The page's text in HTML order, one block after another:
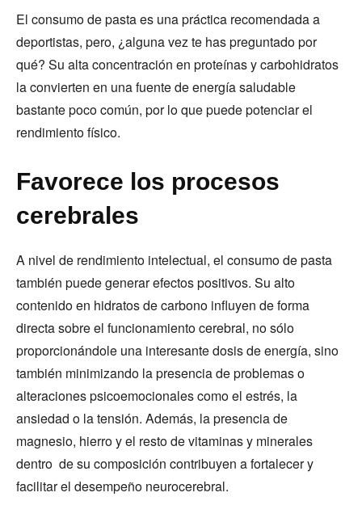
El consumo de pasta es una práctica recomendada a
deportistas, pero, ¿alguna vez te has preguntado por
qué? Su alta concentración en proteínas y carbohidratos
la convierten en una fuente de energía saludable
bastante poco común, por lo que puede potenciar el
rendimiento físico.
Favorece los procesos
cerebrales
A nivel de rendimiento intelectual, el consumo de pasta
también puede generar efectos positivos. Su alto
contenido en hidratos de carbono influyen de forma
directa sobre el funcionamiento cerebral, no sólo
proporcionándole una interesante dosis de energía, sino
también minimizando la presencia de problemas o
alteraciones psicoemocionales como el estrés, la
ansiedad o la tensión. Además, la presencia de
magnesio, hierro y el resto de vitaminas y minerales
dentro de su composición contribuyen a fortalecer y
facilitar el desempeño neurocerebral.